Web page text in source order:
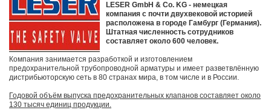
LESER GmbH & Co. KG - немецкая
компания с почти двухвековой историей
расположена в городе Гамбург (Германия).
Штатная численность сотрудников
составляет около 600 человек.
Компания занимается разработкой и изготовлением
предохранительной трубопроводной арматуры и имеет разветвлённую
дистрибьюторскую сеть в 80 странах мира, в том числе и в России.
Годовой объём выпуска предохранительных клапанов составляет около
130 тысяч единиц продукции.